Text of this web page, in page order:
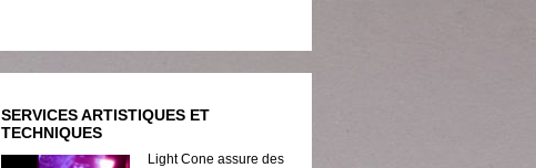
SERVICES ARTISTIQUES ET
TECHNIQUES
Light Cone assure des